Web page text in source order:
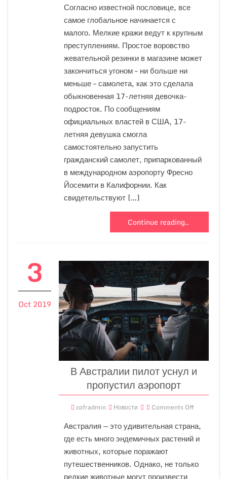
Согласно известной пословице, все
самое глобальное начинается с
малого. Мелкие кражи ведут к крупным
преступлениям. Простое воровство
жевательной резинки в магазине может
закончиться угоном – ни больше ни
меньше – самолета, как это сделала
обыкновенная 17-летняя девочка-
подросток. По сообщениям
официальных властей в США, 17-
летняя девушка смогла
самостоятельно запустить
гражданский самолет, припаркованный
в международном аэропорту Фресно
Йосемити в Калифорнии. Как
свидетельствуют […]
Continue reading..
3
Oct 2019
В Австралии пилот уснул и
пропустил аэропорт
cofradmin Новости Comments Off
Австралия — это удивительная страна,
где есть много эндемичных растений и
животных, которые поражают
путешественников. Однако, не только
редкие животные могут произвести